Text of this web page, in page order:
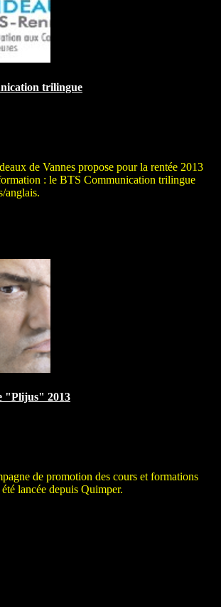
trilingue
de Vannes propose pour la rentée 2013
: le BTS Communication trilingue
anglais.
"Plijus" 2013
de promotion des cours et formations
lancée depuis Quimper.